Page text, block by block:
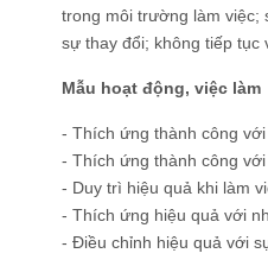
trong môi trường làm việc;
sự thay đổi; không tiếp tục
Mẫu hoạt động, việc làm
- Thích ứng thành công
- Thích ứng thành công
- Duy trì hiệu quả khi làm
- Thích ứng hiệu quả với
- Điều chỉnh hiệu quả với